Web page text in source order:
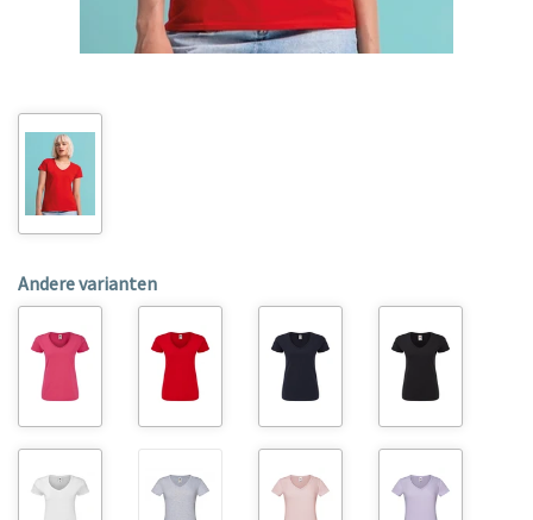
Andere varianten